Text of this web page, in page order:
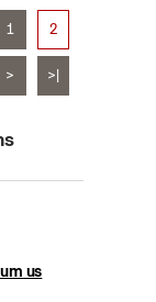
1 2
> >|
us